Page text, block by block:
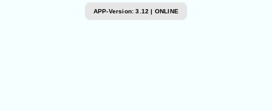
APP-Version: 3.12 | ONLINE